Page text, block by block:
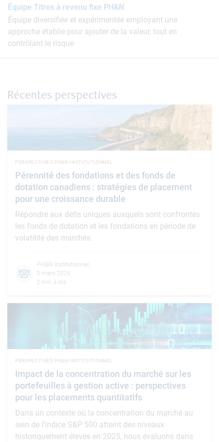
Équipe Titres à revenu fixe PH&N
Équipe diversifiée et expérimentée employant une
approche établie pour ajouter de la valeur, tout en
contrôlant le risque
Récentes perspectives
Pérennité des fondations et des fonds de
dotation canadiens : stratégies de placement
pour une croissance durable
PERSPECTIVES PH&N INSTITUTIONNEL
Répondre aux défis uniques auxquels sont confrontés
les fonds de dotation et les fondations en période de
volatilité des marchés.
PH&N Institutionnel
9 mars 2026
2 min à lire
Impact de la concentration du marché sur les
portefeuilles à gestion active : perspectives
pour les placements quantitatifs
PERSPECTIVES PH&N INSTITUTIONNEL
Dans un contexte où la concentration du marché au
sein de l’indice S&P 500 atteint des niveaux
historiquement élevés en 2025, nous évaluons dans